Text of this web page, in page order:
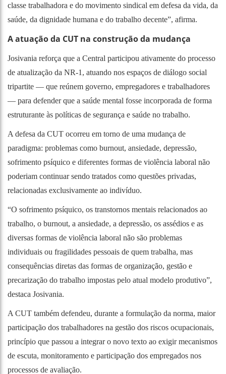
classe trabalhadora e do movimento sindical em defesa da vida, da
saúde, da dignidade humana e do trabalho decente”, afirma.
A atuação da CUT na construção da mudança
Josivania reforça que a Central participou ativamente do processo
de atualização da NR-1, atuando nos espaços de diálogo social
tripartite — que reúnem governo, empregadores e trabalhadores
— para defender que a saúde mental fosse incorporada de forma
estruturante às políticas de segurança e saúde no trabalho.
A defesa da CUT ocorreu em torno de uma mudança de
paradigma: problemas como burnout, ansiedade, depressão,
sofrimento psíquico e diferentes formas de violência laboral não
poderiam continuar sendo tratados como questões privadas,
relacionadas exclusivamente ao indivíduo.
“O sofrimento psíquico, os transtornos mentais relacionados ao
trabalho, o burnout, a ansiedade, a depressão, os assédios e as
diversas formas de violência laboral não são problemas
individuais ou fragilidades pessoais de quem trabalha, mas
consequências diretas das formas de organização, gestão e
precarização do trabalho impostas pelo atual modelo produtivo”,
destaca Josivania.
A CUT também defendeu, durante a formulação da norma, maior
participação dos trabalhadores na gestão dos riscos ocupacionais,
princípio que passou a integrar o novo texto ao exigir mecanismos
de escuta, monitoramento e participação dos empregados nos
processos de avaliação.